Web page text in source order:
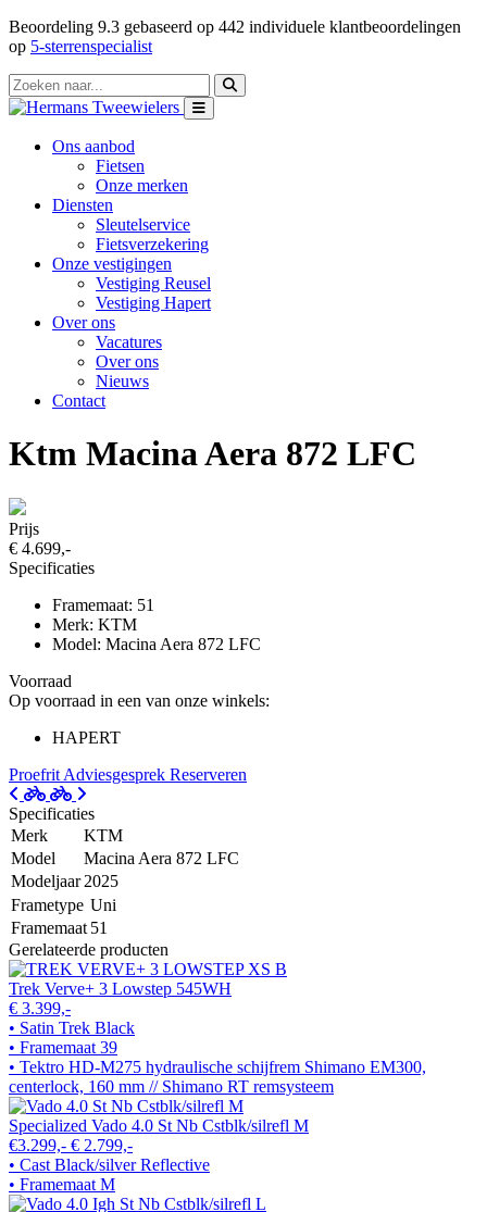
Beoordeling 9.3 gebaseerd op 442 individuele klantbeoordelingen
op 5-sterrenspecialist
Ons aanbod
Fietsen
Onze merken
Diensten
Sleutelservice
Fietsverzekering
Onze vestigingen
Vestiging Reusel
Vestiging Hapert
Over ons
Vacatures
Over ons
Nieuws
Contact
Ktm Macina Aera 872 LFC
Prijs
€ 4.699,-
Specificaties
Framemaat: 51
Merk: KTM
Model: Macina Aera 872 LFC
Voorraad
Op voorraad in een van onze winkels:
HAPERT
Proefrit Adviesgesprek Reserveren
Specificaties
Merk
KTM
Model
Macina Aera 872 LFC
Modeljaar 2025
Frametype Uni
Framemaat 51
Gerelateerde producten
Trek Verve+ 3 Lowstep 545WH
€ 3.399,-
• Satin Trek Black
• Framemaat 39
• Tektro HD-M275 hydraulische schijfrem Shimano EM300,
centerlock, 160 mm // Shimano RT remsysteem
Specialized Vado 4.0 St Nb Cstblk/silrefl M
€3.299,- € 2.799,-
• Cast Black/silver Reflective
• Framemaat M